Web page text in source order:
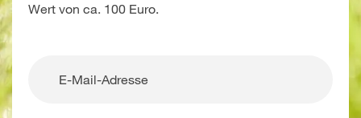
Wert von ca. 100 Euro.